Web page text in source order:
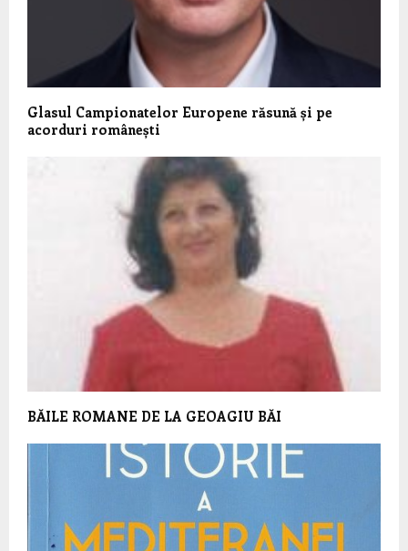
Glasul Campionatelor Europene răsună și pe
acorduri românești
BĂILE ROMANE DE LA GEOAGIU BĂI